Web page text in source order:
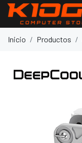
Inicio Productos